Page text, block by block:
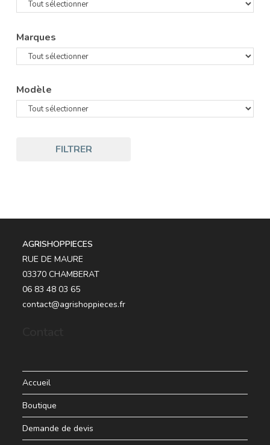
Marques
Modèle
FILTRER
AGRISHOPPIECES
RUE DE MAURE
03370 CHAMBERAT
06 83 48 03 65
contact@agrishoppieces.fr
Accueil
Boutique
Demande de devis